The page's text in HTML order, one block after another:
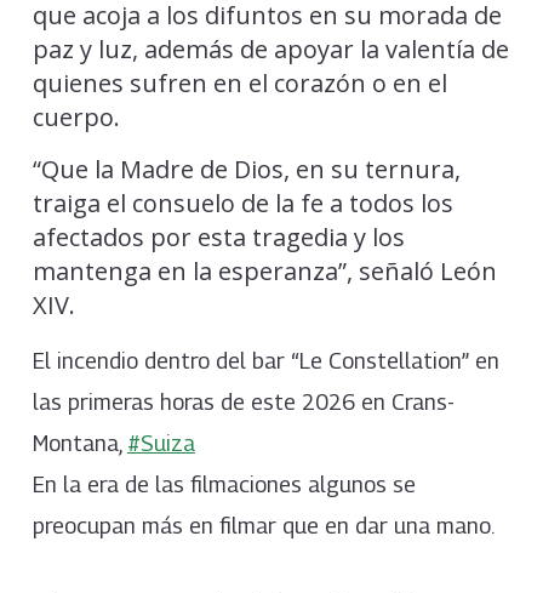
que acoja a los difuntos en su morada de
paz y luz, además de apoyar la valentía de
quienes sufren en el corazón o en el
cuerpo.
“Que la Madre de Dios, en su ternura,
traiga el consuelo de la fe a todos los
afectados por esta tragedia y los
mantenga en la esperanza”, señaló León
XIV.
El incendio dentro del bar “Le Constellation” en
las primeras horas de este 2026 en Crans-
Montana, #Suiza
En la era de las filmaciones algunos se
preocupan más en filmar que en dar una mano.